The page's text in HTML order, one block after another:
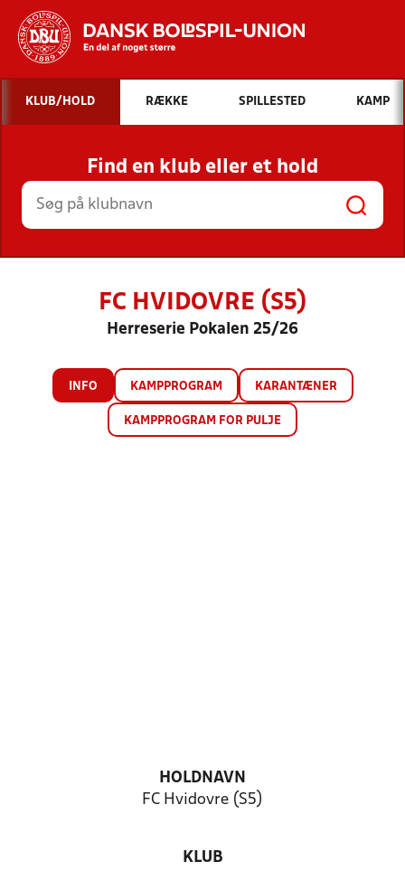
Hvad vil du søge efter?
INDHOLD OG NYHEDER
STILLINGER, RESULTATER, KLUBBER OG
HOLD
KLUB/HOLD RÆKKE SPILLESTED KAMP
Find en klub eller et hold
FC HVIDOVRE (S5)
Herreserie Pokalen 25/26
INFO KAMPPROGRAM KARANTÆNER
KAMPPROGRAM FOR PULJE
HOLDNAVN
FC Hvidovre (S5)
KLUB